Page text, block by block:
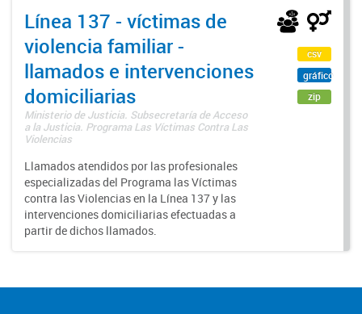
Línea 137 - víctimas de
violencia familiar -
llamados e intervenciones
domiciliarias
Ministerio de Justicia. Subsecretaría de Acceso
a la Justicia. Programa Las Víctimas Contra Las
Violencias
Llamados atendidos por las profesionales
especializadas del Programa las Víctimas
contra las Violencias en la Línea 137 y las
intervenciones domiciliarias efectuadas a
partir de dichos llamados.
csv
gráfico
zip